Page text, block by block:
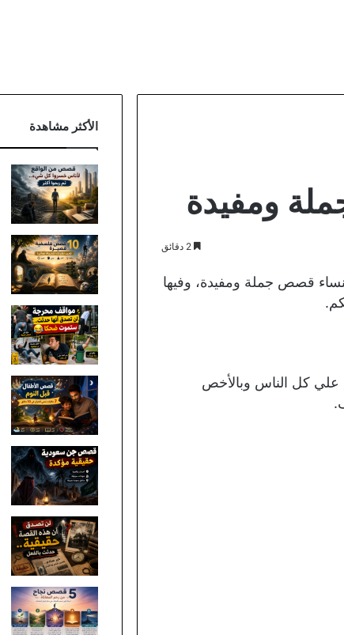
ومفيدة
قصص جملة ومفيدة، وفيها
كل الناس وبالأخص
الأكثر مشاهدة